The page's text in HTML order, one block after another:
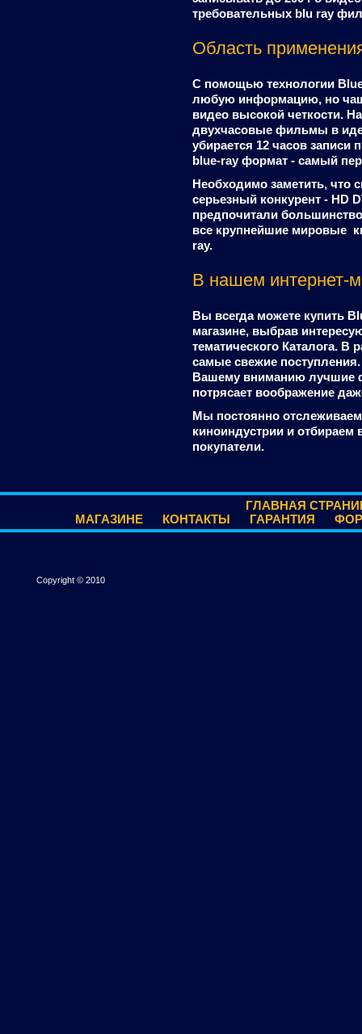
требовательных blu ray
Область
С помощью технологии
любую информацию, но
видео высокой четкости.
двухчасовые фильмы в
убирается 12 часов записи
blue-ray формат - самый
Необходимо заметить, что
серьезный конкурент - HD
предпочитали
все крупнейшие мировые
ray.
В нашем интернет-
Вы всегда можете купить
магазине, выбрав
тематического Каталога. В
самые свежие поступления.
Вашему вниманию лучшие
потрясает воображение
Мы постоянно
киноиндустрии и
покупатели.
ГЛАВНАЯ
МАГАЗИНЕ
КОНТАКТЫ ГАРАНТИЯ
Copyright © 2010